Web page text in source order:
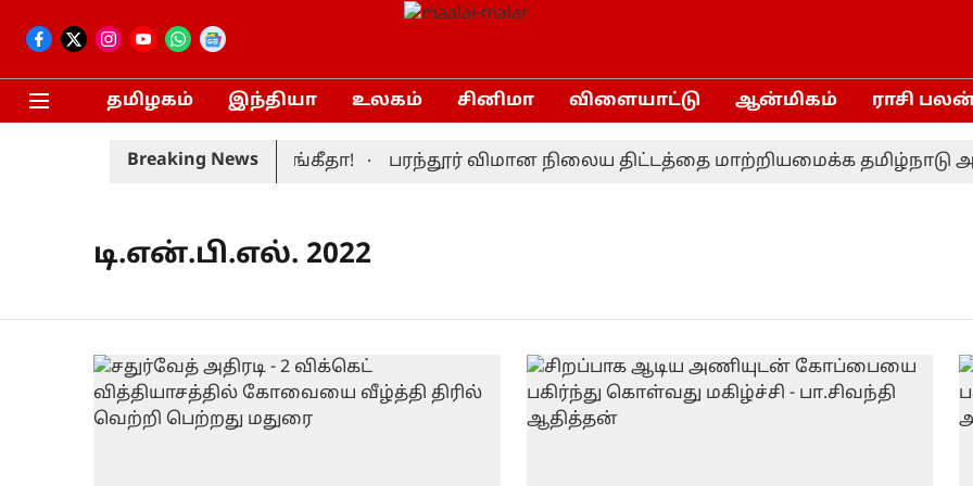
தமிழகம் இந்தியா உலகம் சினிமா விளையாட்டு ஆன்மிகம் ராசி
Breaking News
முதலமைச்சர் மனைவி சங்கீதா! பரந்தூர் விமான நிலைய திட்டத்தை மாற்றியமைக்க தமிழ்நாடு
டி.என்.பி.எல். 2022